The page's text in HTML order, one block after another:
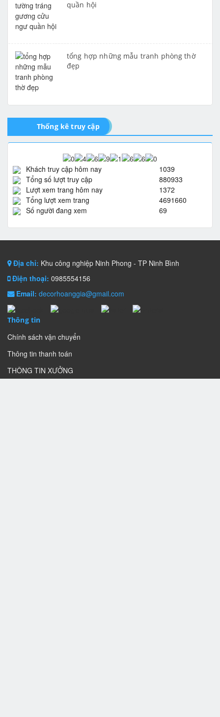
quần hội
tổng hợp những mẫu tranh phòng thờ
đẹp
Thống kê truy cập
Khách truy cập hôm nay
1039
Tổng số lượt truy cập
880933
Lượt xem trang hôm nay
1372
Tổng lượt xem trang
4691660
Số người đang xem
69
Địa chỉ: Khu công nghiệp Ninh Phong - TP Ninh Bình
Điện thoại: 0985554156
Email: decorhoanggia@gmail.com
Thông tin
Chính sách vận chuyển
Thông tin thanh toán
THÔNG TIN XƯỞNG